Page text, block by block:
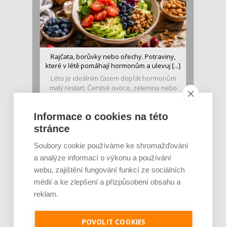
Rajčata, borůvky nebo ořechy. Potraviny,
které v létě pomáhají hormonům a ulevuj [...]
Léto je ideálním časem dopřát hormonům
malý restart. Čerstvé ovoce, zelenina nebo
Je jen pro sportovce, přiberu po něm a ve
stravě ho mám dostatek. Znáte nejčastějš [...]
Informace o cookies na této
stránce
Soubory cookie používáme ke shromažďování
a analýze informací o výkonu a používání
webu, zajištění fungování funkcí ze sociálních
médií a ke zlepšení a přizpůsobení obsahu a
reklam.
POVOLIT COOKIES